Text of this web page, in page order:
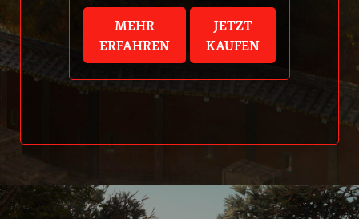
MEHR
ERFAHREN
JETZT
KAUFEN